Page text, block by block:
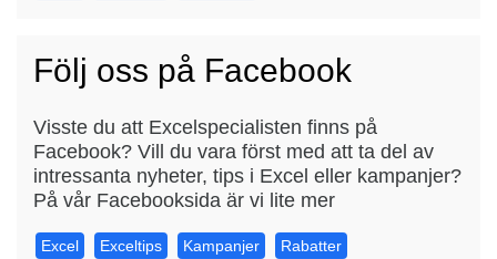
Följ oss på Facebook
Visste du att Excelspecialisten finns på
Facebook? Vill du vara först med att ta del av
intressanta nyheter, tips i Excel eller kampanjer?
På vår Facebooksida är vi lite mer
Excel Exceltips Kampanjer Rabatter